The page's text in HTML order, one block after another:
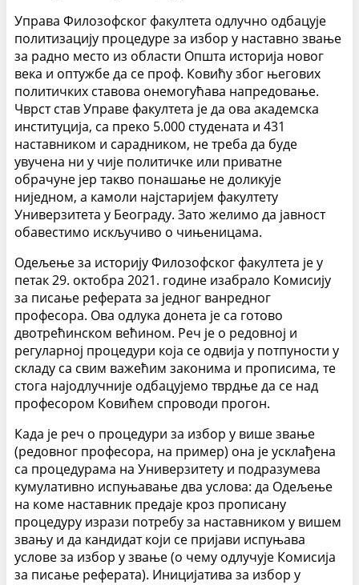
Управа Филозофског факултета одлучно одбацује
политизацију процедуре за избор у наставно звање
за радно место из области Општа историја новог
века и оптужбе да се проф. Ковићу због његових
политичких ставова онемогућава напредовање.
Чврст став Управе факултета је да ова академска
институција, са преко 5.000 студената и 431
наставником и сарадником, не треба да буде
увучена ни у чије политичке или приватне
обрачуне јер такво понашање не доликује
ниједном, а камоли најстаријем факултету
Универзитета у Београду. Зато желимо да јавност
обавестимо искључиво о чињеницама.
Одељење за историју Филозофског факултета је у
петак 29. октобра 2021. године изабрало Комисију
за писање реферата за једног ванредног
професора. Ова одлука донета је са готово
двотрећинском већином. Реч је о редовној и
регуларној процедури која се одвија у потпуности у
складу са свим важећим законима и прописима, те
стога најодлучније одбацујемо тврдње да се над
професором Ковићем спроводи прогон.
Када је реч о процедури за избор у више звање
(редовног професора, на пример) она је усклађена
са процедурама на Универзитету и подразумева
кумулативно испуњавање два услова: да Одељење
на коме наставник предаје кроз прописану
процедуру изрази потребу за наставником у вишем
звању и да кандидат који се пријави испуњава
услове за избор у звање (о чему одлучује Комисија
за писање реферата). Иницијатива за избор у